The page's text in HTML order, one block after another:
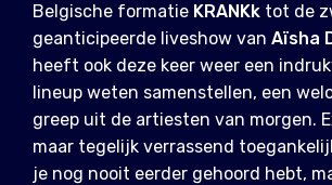
Belgische formatie KRANKk tot de
geanticipeerde liveshow van Aïsha
heeft ook deze keer weer een
lineup weten samenstellen, een
greep uit de artiesten van morgen.
maar tegelijk verrassend
je nog nooit eerder gehoord hebt,